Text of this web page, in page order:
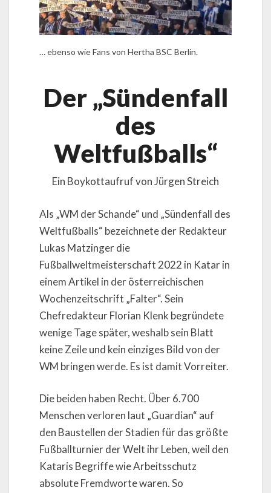
… ebenso wie Fans von Hertha BSC Berlin.
Der „Sündenfall
des
Weltfußballs“
Ein Boykottaufruf von Jürgen Streich
Als „WM der Schande“ und „Sündenfall des
Weltfußballs“ bezeichnete der Redakteur
Lukas Matzinger die
Fußballweltmeisterschaft 2022 in Katar in
einem Artikel in der österreichischen
Wochenzeitschrift „Falter“. Sein
Chefredakteur Florian Klenk begründete
wenige Tage später, weshalb sein Blatt
keine Zeile und kein einziges Bild von der
WM bringen werde. Es ist damit Vorreiter.
Die beiden haben Recht. Über 6.700
Menschen verloren laut „Guardian“ auf
den Baustellen der Stadien für das größte
Fußballturnier der Welt ihr Leben, weil den
Kataris Begriffe wie Arbeitsschutz
absolute Fremdworte waren. So